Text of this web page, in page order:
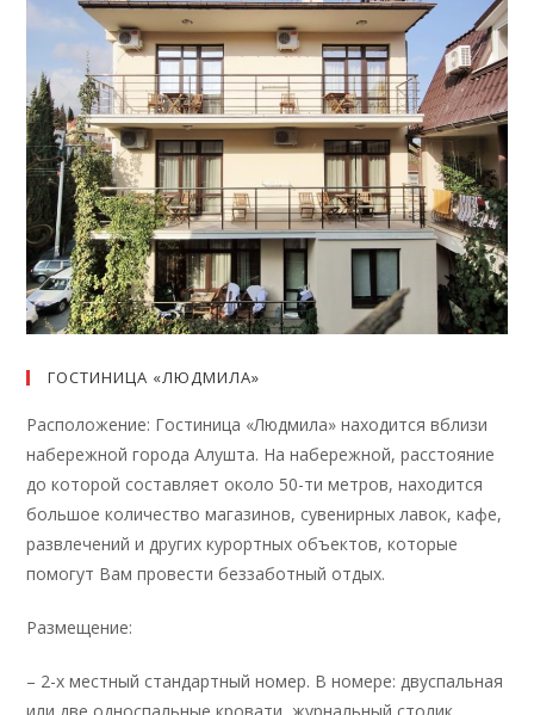
ГОСТИНИЦА «ЛЮДМИЛА»
Расположение: Гостиница «Людмила» находится вблизи
набережной города Алушта. На набережной, расстояние
до которой составляет около 50-ти метров, находится
большое количество магазинов, сувенирных лавок, кафе,
развлечений и других курортных объектов, которые
помогут Вам провести беззаботный отдых.
Размещение:
– 2-х местный стандартный номер. В номере: двуспальная